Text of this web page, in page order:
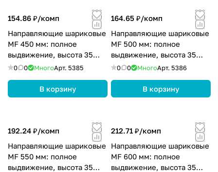
154.86 ₽/комп
Направляющие шариковые
MF 450 мм: полное
выдвижение, высота 35
мм, цвет цинк
0 0 МногоАрт. 5385
В корзину
164.65 ₽/комп
Направляющие шариковые
MF 500 мм: полное
выдвижение, высота 35
мм, цвет цинк
0 0 МногоАрт. 5386
В корзину
192.24 ₽/комп
Направляющие шариковые
MF 550 мм: полное
выдвижение, высота 35
212.71 ₽/комп
Направляющие шариковые
MF 600 мм: полное
выдвижение, высота 35